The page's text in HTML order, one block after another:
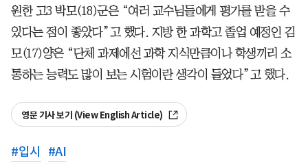
원한 고3 박모(18)군은 “여러 교수님들에게 평가를 받을 수
있다는 점이 좋았다”고 했다. 지방 한 과학고 졸업 예정인 김
모(17)양은 “단체 과제에선 과학 지식만큼이나 학생끼리 소
통하는 능력도 많이 보는 시험이란 생각이 들었다”고 했다.
영문 기사 보기 (View English Article)
#입시 #AI